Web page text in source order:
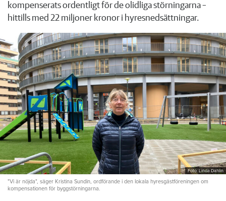
kompenserats ordentligt för de olidliga störningarna –
hittills med 22 miljoner kronor i hyresnedsättningar.
Foto: Linda Dahlin
"Vi är nöjda", säger Kristina Sundin, ordförande i den lokala hyresgästföreningen om
kompensationen för byggstörningarna.